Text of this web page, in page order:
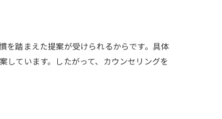
を踏まえた提案が受けられるからです。具体
しています。したがって、カウンセリングを